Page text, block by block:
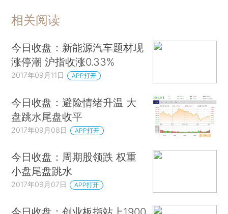
相关阅读
今日收盘：新能源汽车题材现
涨停潮 沪指收涨0.33%
2017年09月11日 APP打开
今日收盘：避险情绪升温 大
盘跳水尾盘收平
2017年09月08日 APP打开
今日收盘：周期股领跌 权重
小盘尾盘跳水
2017年09月07日 APP打开